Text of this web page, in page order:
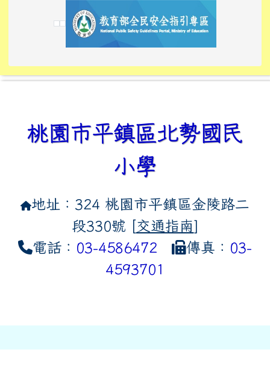
link to https://
link to https://10000.gov.tw/
link to https://
link to https://10000.gov.tw/
link to https://
link to https://
link to https://i.win.org.tw/
link to https://
link to https://
link to https://
link to https://
桃園市平鎮區北勢國民
小學
地址：324 桃園市平鎮區金陵路二
段330號 [交通指南]
電話： 03-4586472 傳真： 03-
4593701